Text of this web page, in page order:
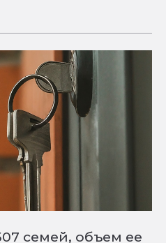
семей, объем ее